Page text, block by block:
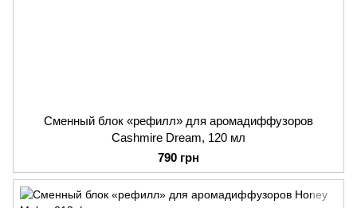
Сменный блок «рефилл» для аромадиффузоров
Cashmire Dream, 120 мл
790 грн